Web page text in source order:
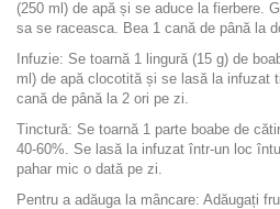
(250 ml) de apă și se aduce la fierbere.
sa se raceasca. Bea 1 cană de până la
Infuzie: Se toarnă 1 lingură (15 g) de
ml) de apă clocotită și se lasă la infuzat
cană de până la 2 ori pe zi.
Tinctură: Se toarnă 1 parte boabe de
40-60%. Se lasă la infuzat într-un loc
pahar mic o dată pe zi.
Pentru a adăuga la mâncare: Adăugați